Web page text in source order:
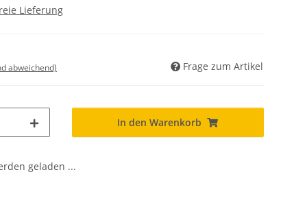
Lieferung
abweichend) Frage zum Artikel
In den Warenkorb
geladen ...